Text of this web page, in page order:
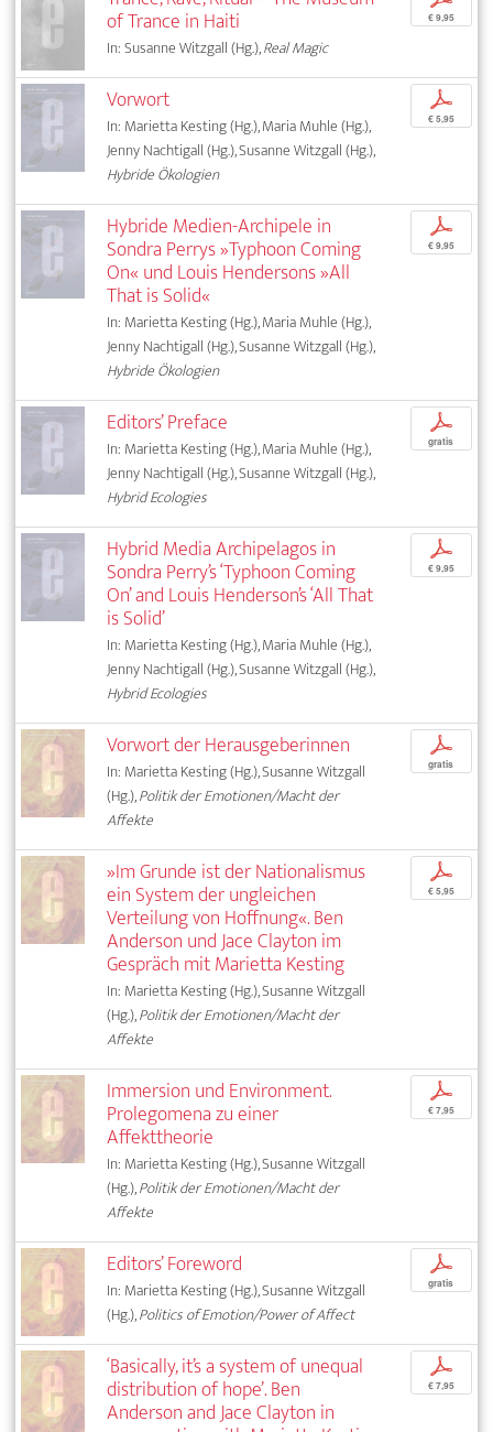
of Trance in Haiti
In: Susanne Witzgall (Hg.),Real Magic
€ 9,95
Vorwort
In: Marietta Kesting (Hg.), Maria Muhle (Hg.),
Jenny Nachtigall (Hg.), Susanne Witzgall (Hg.),
Hybride Ökologien
p
€ 5,95
Hybride Medien-Archipele in
Sondra Perrys »Typhoon Coming
On« und Louis Hendersons »All
That is Solid«
In: Marietta Kesting (Hg.), Maria Muhle (Hg.),
Jenny Nachtigall (Hg.), Susanne Witzgall (Hg.),
Hybride Ökologien
p
€ 9,95
Editors’ Preface
In: Marietta Kesting (Hg.), Maria Muhle (Hg.),
Jenny Nachtigall (Hg.), Susanne Witzgall (Hg.),
Hybrid Ecologies
p
gratis
Hybrid Media Archipelagos in
Sondra Perry’s ‘Typhoon Coming
On’ and Louis Henderson’s ‘All That
is Solid’
In: Marietta Kesting (Hg.), Maria Muhle (Hg.),
Jenny Nachtigall (Hg.), Susanne Witzgall (Hg.),
Hybrid Ecologies
p
€ 9,95
Vorwort der Herausgeberinnen
In: Marietta Kesting (Hg.), Susanne Witzgall
(Hg.),Politik der Emotionen/Macht der
Affekte
p
gratis
»Im Grunde ist der Nationalismus
ein System der ungleichen
Verteilung von Hoffnung«. Ben
Anderson und Jace Clayton im
Gespräch mit Marietta Kesting
In: Marietta Kesting (Hg.), Susanne Witzgall
(Hg.),Politik der Emotionen/Macht der
Affekte
p
€ 5,95
Immersion und Environment.
Prolegomena zu einer
Affekttheorie
In: Marietta Kesting (Hg.), Susanne Witzgall
(Hg.),Politik der Emotionen/Macht der
Affekte
p
€ 7,95
Editors’ Foreword
In: Marietta Kesting (Hg.), Susanne Witzgall
(Hg.),Politics of Emotion/Power of Affect
p
gratis
‘Basically, it’s a system of unequal
distribution of hope’. Ben
Anderson and Jace Clayton in
p
€ 7,95